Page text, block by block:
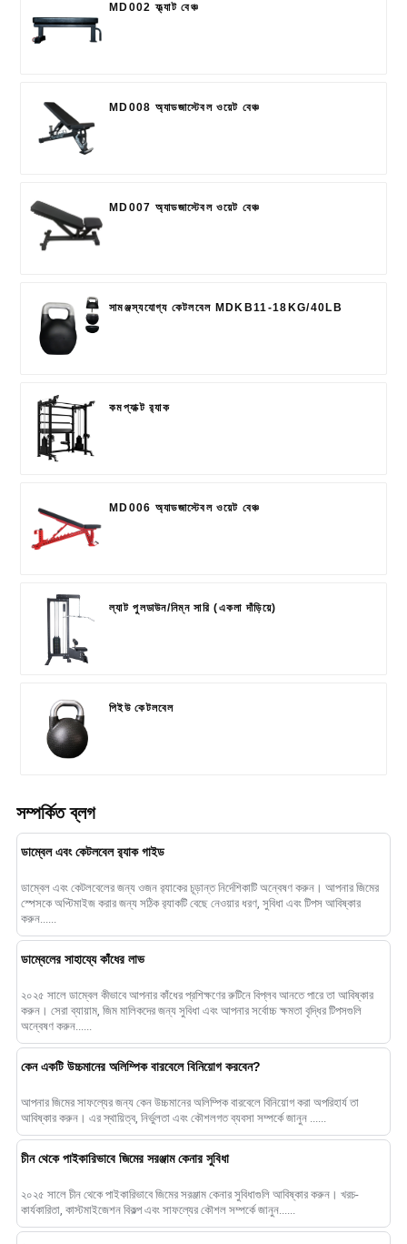
MD002 ফ্ল্যাট বেঞ্চ
MD008 অ্যাডজাস্টেবল ওয়েট বেঞ্চ
MD007 অ্যাডজাস্টেবল ওয়েট বেঞ্চ
সামঞ্জস্যযোগ্য কেটলবেল MDKB11-18KG/40LB
কমপ্যাক্ট র‍্যাক
MD006 অ্যাডজাস্টেবল ওয়েট বেঞ্চ
ল্যাট পুলডাউন/নিম্ন সারি (একলা দাঁড়িয়ে)
পিইউ কেটলবেল
সম্পর্কিত ব্লগ
ডাম্বেল এবং কেটলবেল র‍্যাক গাইড
ডাম্বেল এবং কেটলবেলের জন্য ওজন র‍্যাকের চূড়ান্ত নির্দেশিকাটি অন্বেষণ করুন। আপনার জিমের
স্পেসকে অপ্টিমাইজ করার জন্য সঠিক র‍্যাকটি বেছে নেওয়ার ধরণ, সুবিধা এবং টিপস আবিষ্কার
করুন......
ডাম্বেলের সাহায্যে কাঁধের লাভ
২০২৫ সালে ডাম্বেল কীভাবে আপনার কাঁধের প্রশিক্ষণের রুটিনে বিপ্লব আনতে পারে তা আবিষ্কার
করুন। সেরা ব্যায়াম, জিম মালিকদের জন্য সুবিধা এবং আপনার সর্বোচ্চ ক্ষমতা বৃদ্ধির টিপসগুলি
অন্বেষণ করুন......
কেন একটি উচ্চমানের অলিম্পিক বারবেলে বিনিয়োগ করবেন?
আপনার জিমের সাফল্যের জন্য কেন উচ্চমানের অলিম্পিক বারবেলে বিনিয়োগ করা অপরিহার্য তা
আবিষ্কার করুন। এর স্থায়িত্ব, নির্ভুলতা এবং কৌশলগত ব্যবসা সম্পর্কে জানুন ......
চীন থেকে পাইকারিভাবে জিমের সরঞ্জাম কেনার সুবিধা
২০২৫ সালে চীন থেকে পাইকারিভাবে জিমের সরঞ্জাম কেনার সুবিধাগুলি আবিষ্কার করুন। খরচ-
কার্যকারিতা, কাস্টমাইজেশন বিকল্প এবং সাফল্যের কৌশল সম্পর্কে জানুন......